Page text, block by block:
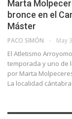
Marta
bronce en el
Máster
PACO SIMÓN May
El Atletismo
temporada y uno de
por Marta
La localidad